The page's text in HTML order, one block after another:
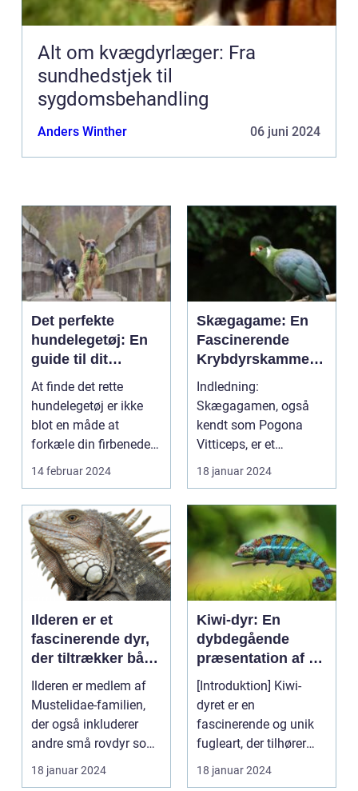
Alt om kvægdyrlæger: Fra
sundhedstjek til
sygdomsbehandling
Anders Winther 06 juni 2024
Det perfekte
hundelegetøj: En
guide til dit
kæledyrs glæde
og trivsel
At finde det rette
hundelegetøj er ikke
blot en måde at
forkæle din firbenede
ven; det er en essenti...
14 februar 2024
Skægagame: En
Fascinerende
Krybdyrskammera
t
Indledning:
Skægagamen, også
kendt som Pogona
Vitticeps, er et
fascinerende krybdyr,
som har vundet...
18 januar 2024
Ilderen er et
fascinerende dyr,
der tiltrækker både
dyreejere og
dyreelskere på
grund af sin
unikke
personlighed og
charme
Ilderen er medlem af
Mustelidae-familien,
der også inkluderer
andre små rovdyr som
mår, odder og græ...
18 januar 2024
Kiwi-dyr: En
dybdegående
præsentation af en
unik fugleart
[Introduktion] Kiwi-
dyret er en
fascinerende og unik
fugleart, der tilhører
ordenen
Apterygiformes o...
18 januar 2024